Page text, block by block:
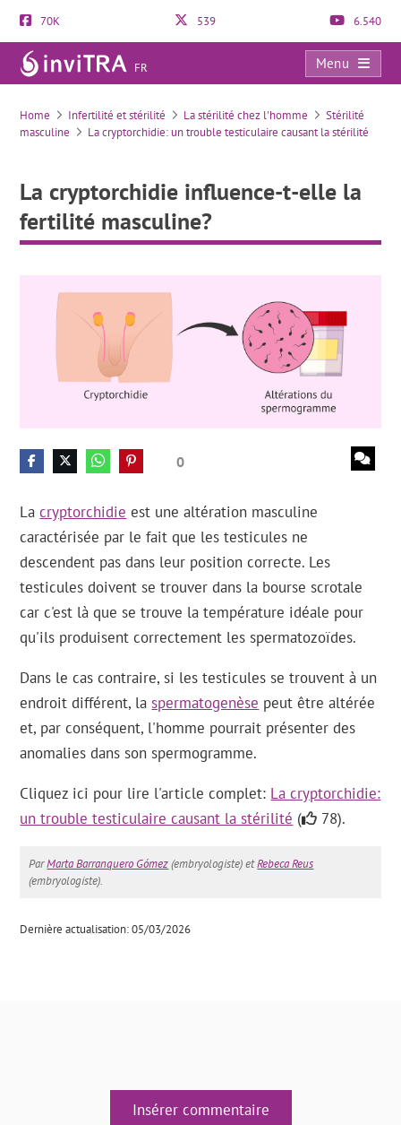
70K 539 6.540
FR
Menu
La cryptorchidie influence-t-elle la fertilité masculine?
Home Infertilité et stérilité La stérilité chez l'homme
Stérilité
masculine
La cryptorchidie: un trouble testiculaire causant la stérilité
La cryptorchidie influence-t-elle la
fertilité masculine?
0
Lacryptorchidie est une altération masculine
caractérisée par le fait que les testicules ne
descendent pas dans leur position correcte. Les
testicules doivent se trouver dans la bourse scrotale
car c'est là que se trouve la température idéale pour
qu'ils produisent correctement les spermatozoïdes.
Dans le cas contraire, si les testicules se trouvent à un
endroit différent, laspermatogenèse peut être altérée
et, par conséquent, l'homme pourrait présenter des
anomalies dans son spermogramme.
Cliquez ici pour lire l'article complet: La cryptorchidie:
un trouble testiculaire causant la stérilité ( 78).
ParMarta Barranquero Gómez(embryologiste) etRebeca Reus
(embryologiste).
Dernière actualisation: 05/03/2026
Insérer commentaire